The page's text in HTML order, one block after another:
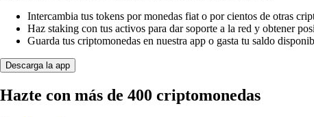
Intercambia tus tokens por monedas fiat o por cientos de otras
Haz staking con tus activos para dar soporte a la red y obtener
Guarda tus criptomonedas en nuestra app o gasta tu saldo
Descarga la app
Hazte con más de 400 criptomonedas